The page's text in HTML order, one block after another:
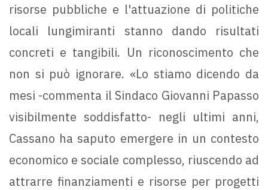
risorse pubbliche e l'attuazione di politiche
locali lungimiranti stanno dando risultati
concreti e tangibili. Un riconoscimento che
non si può ignorare. «Lo stiamo dicendo da
mesi -commenta il Sindaco Giovanni Papasso
visibilmente soddisfatto- negli ultimi anni,
Cassano ha saputo emergere in un contesto
economico e sociale complesso, riuscendo ad
attrarre finanziamenti e risorse per progetti